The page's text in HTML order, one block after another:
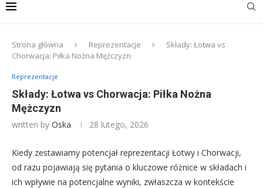
Strona główna Reprezentacje
Składy: Łotwa vs
Chorwacja: Piłka Nożna Mężczyzn
Reprezentacje
Składy: Łotwa vs Chorwacja: Piłka Nożna
Mężczyzn
written by Oska 28 lutego, 2026
Kiedy zestawiamy potencjał reprezentacji Łotwy i Chorwacji,
od razu pojawiają się pytania o kluczowe różnice w składach i
ich wpływie na potencjalne wyniki, zwłaszcza w kontekście